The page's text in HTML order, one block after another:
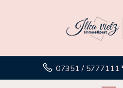
07351 / 5777111